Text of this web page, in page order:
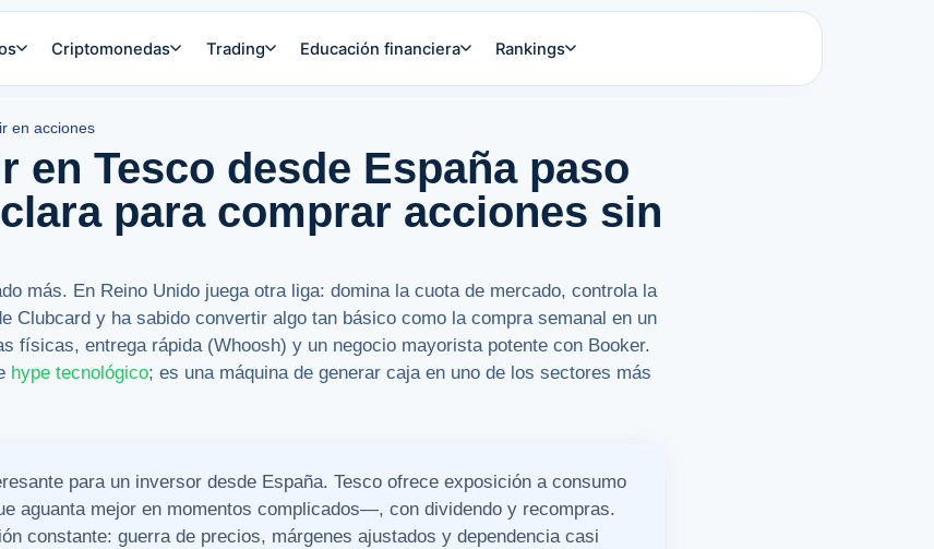
Criptomonedas Trading Educación financiera Rankings
en acciones
en Tesco desde España paso
para comprar acciones sin
más. En Reino Unido juega otra liga: domina la cuota de mercado, controla la
Clubcard y ha sabido convertir algo tan básico como la compra semanal en un
físicas, entrega rápida (Whoosh) y un negocio mayorista potente con Booker.
hype tecnológico; es una máquina de generar caja en uno de los sectores más
para un inversor desde España. Tesco ofrece exposición a consumo
aguanta mejor en momentos complicados—, con dividendo y recompras.
constante: guerra de precios, márgenes ajustados y dependencia casi